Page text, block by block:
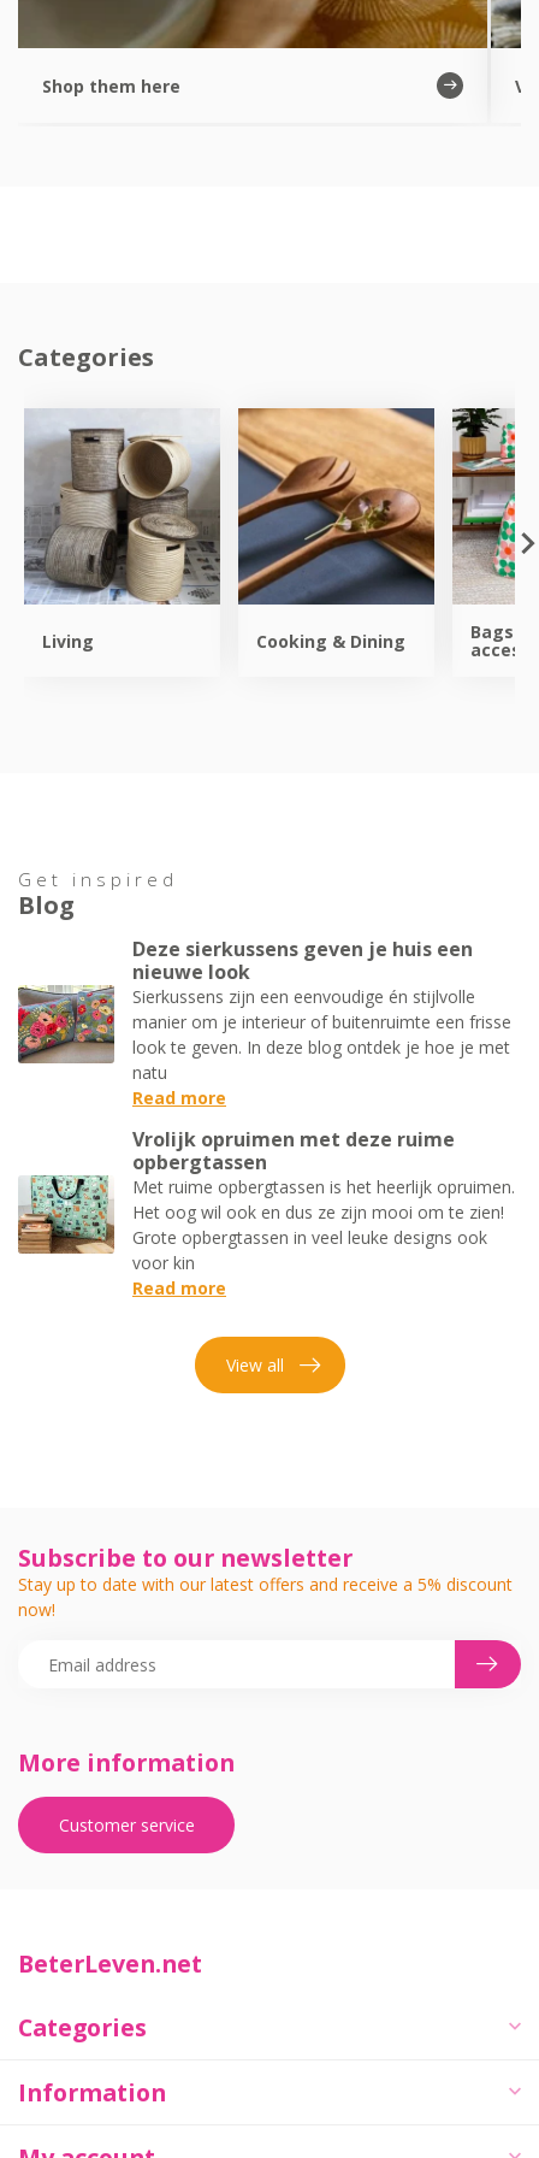
Shop them here
Categories
Living Cooking & Dining Bags &
Get inspired
Blog
Deze sierkussens geven je huis een
nieuwe look
Sierkussens zijn een eenvoudige én stijlvolle
manier om je interieur of buitenruimte een frisse
look te geven. In deze blog ontdek je hoe je met
natu
Read more
Vrolijk opruimen met deze ruime
opbergtassen
Met ruime opbergtassen is het heerlijk opruimen.
Het oog wil ook en dus ze zijn mooi om te zien!
Grote opbergtassen in veel leuke designs ook
voor kin
Read more
View all
More information
Customer service
Subscribe to our newsletter
Stay up to date with our latest offers and receive a 5% discount
now!
BeterLeven.net
Categories
Information